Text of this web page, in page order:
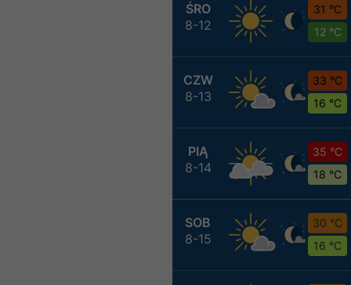
ŚRO
8-12
31 °C
12 °C
CZW
8-13
33 °C
16 °C
PIĄ
8-14
35 °C
18 °C
SOB
8-15
30 °C
16 °C